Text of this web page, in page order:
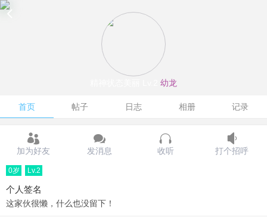
幼龙
首页 帖子 日志 相册 记录
加为好友 发消息 收听 打个招呼
0岁 Lv.2
个人签名
这家伙很懒，什么也没留下！